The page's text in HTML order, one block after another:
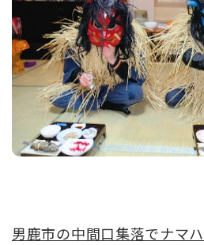
男鹿市の中間口集落でナマ